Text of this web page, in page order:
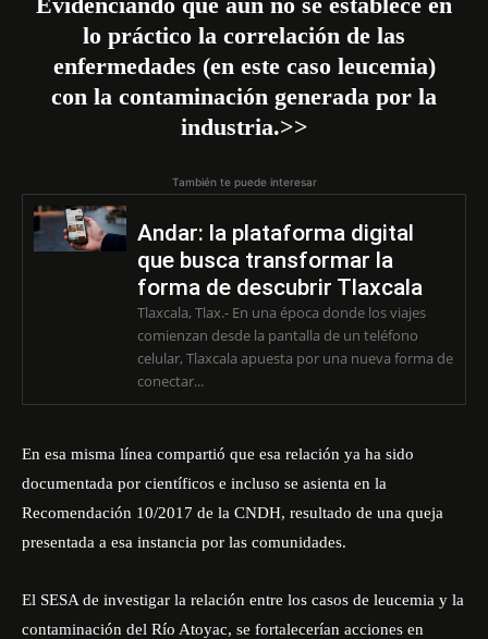
lo práctico la correlación de las
enfermedades (en este caso leucemia)
con la contaminación generada por la
industria.>>
También te puede interesar
Andar: la plataforma digital
que busca transformar la
forma de descubrir Tlaxcala
Tlaxcala, Tlax.- En una época donde los viajes
comienzan desde la pantalla de un teléfono
celular, Tlaxcala apuesta por una nueva forma de
conectar...
En esa misma línea compartió que esa relación ya ha sido
documentada por científicos e incluso se asienta en la
Recomendación 10/2017 de la CNDH, resultado de una queja
presentada a esa instancia por las comunidades.
El SESA de investigar la relación entre los casos de leucemia y la
contaminación del Río Atoyac, se fortalecerían acciones en